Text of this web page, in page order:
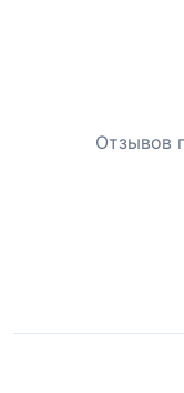
Отзывов